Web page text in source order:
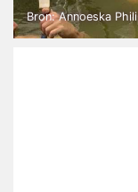
Bron: Annoeska